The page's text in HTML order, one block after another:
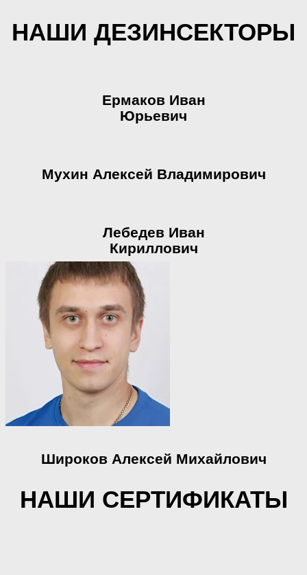
НАШИ ДЕЗИНСЕКТОРЫ
Ермаков Иван
Юрьевич
Мухин Алексей Владимирович
Лебедев Иван
Кириллович
Широков Алексей Михайлович
НАШИ СЕРТИФИКАТЫ